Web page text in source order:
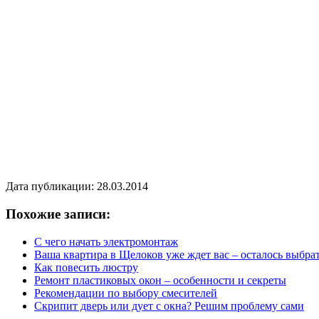
Дата публикации: 28.03.2014
Похожие записи:
С чего начать электромонтаж
Ваша квартира в Щелоков уже ждет вас – осталось
Как повесить люстру
Ремонт пластиковых окон – особенности и секреты
Рекомендации по выбору смесителей
Скрипит дверь или дует с окна? Решим проблему сами